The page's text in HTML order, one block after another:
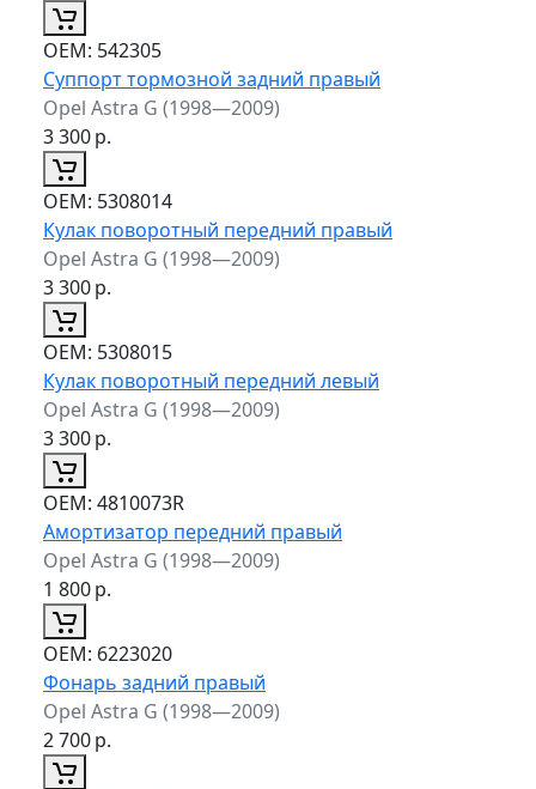
ОЕМ: 542305
Суппорт тормозной задний правый
Opel Astra G (1998—2009)
3 300р.
ОЕМ: 5308014
Кулак поворотный передний правый
Opel Astra G (1998—2009)
3 300р.
ОЕМ: 5308015
Кулак поворотный передний левый
Opel Astra G (1998—2009)
3 300р.
ОЕМ: 4810073R
Амортизатор передний правый
Opel Astra G (1998—2009)
1 800р.
ОЕМ: 6223020
Фонарь задний правый
Opel Astra G (1998—2009)
2 700р.